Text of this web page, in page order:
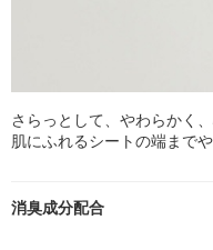
さらっとして、やわらかく
肌にふれるシートの端まで
消臭成分配合